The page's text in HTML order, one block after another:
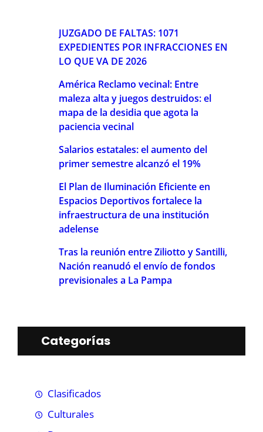
JUZGADO DE FALTAS: 1071
EXPEDIENTES POR INFRACCIONES EN
LO QUE VA DE 2026
América Reclamo vecinal: Entre
maleza alta y juegos destruidos: el
mapa de la desidia que agota la
paciencia vecinal
Salarios estatales: el aumento del
primer semestre alcanzó el 19%
El Plan de Iluminación Eficiente en
Espacios Deportivos fortalece la
infraestructura de una institución
adelense
Tras la reunión entre Ziliotto y Santilli,
Nación reanudó el envío de fondos
previsionales a La Pampa
Categorías
Clasificados
Culturales